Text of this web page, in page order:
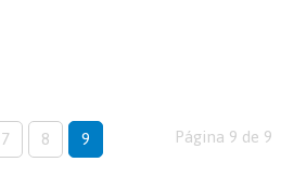
7 8 9 Página 9 de 9